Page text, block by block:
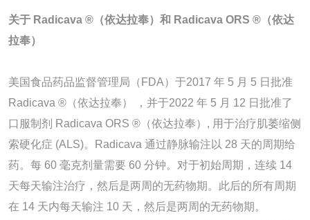
关于 Radicava ®（依达拉奉）和 Radicava ORS ®（依达
拉奉）
美国食品药品监督管理局（FDA）于2017 年 5 月 5 日批准
Radicava ®（依达拉奉） ，并于2022 年 5 月 12 日批准了
口服制剂 Radicava ORS ®（依达拉奉）, 用于治疗肌萎缩侧
索硬化症 (ALS)。Radicava 通过静脉输注以 28 天的周期给
药。每 60 毫克剂量需要 60 分钟。对于初始周期，连续 14
天每天输注治疗，然后是两周的无药物期。此后的所有周期
在 14 天内每天输注 10 天，然后是两周的无药物期。